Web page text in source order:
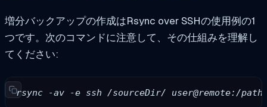
増分バックアップの作成はRsync over SSHの使用例の1
つです。次のコマンドに注意して、その仕組みを理解し
てください:
rsync -av -e ssh /sourceDir/ user@remote:/